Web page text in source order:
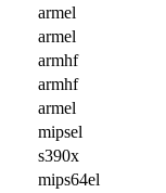
armel
armel
armhf
armhf
armel
mipsel
s390x
mips64el